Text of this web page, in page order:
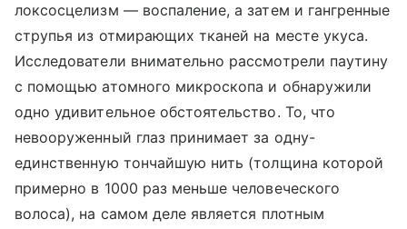
локсосцелизм — воспаление, а затем и гангренные
струпья из отмирающих тканей на месте укуса.
Исследователи внимательно рассмотрели паутину
с помощью атомного микроскопа и обнаружили
одно удивительное обстоятельство. То, что
невооруженный глаз принимает за одну-
единственную тончайшую нить (толщина которой
примерно в 1000 раз меньше человеческого
волоса), на самом деле является плотным